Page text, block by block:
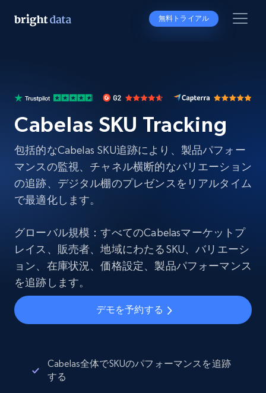
無料トライアル
Cabelas SKU Tracking
包括的なCabelas SKU追跡により、製品パフォー
マンスの監視、チャネル横断的なバリエーション
の追跡、デジタル棚のプレゼンスをリアルタイム
で最適化します。
グローバル規模：すべてのCabelasマーケットプ
レイス、販売者、地域にわたるSKU、バリエーシ
ョン、在庫状況、価格設定、製品パフォーマンス
を追跡します。
デモを予約する
Cabelas全体でSKUのパフォーマンスを追跡
する